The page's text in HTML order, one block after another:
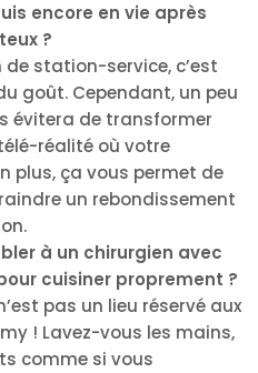
encore en vie après
?
station-service, c’est
goût. Cependant, un peu
évitera de transformer
réalité où votre
plus, ça vous permet de
un rebondissement
à un chirurgien avec
cuisiner proprement ?
pas un lieu réservé aux
! Lavez-vous les mains,
comme si vous